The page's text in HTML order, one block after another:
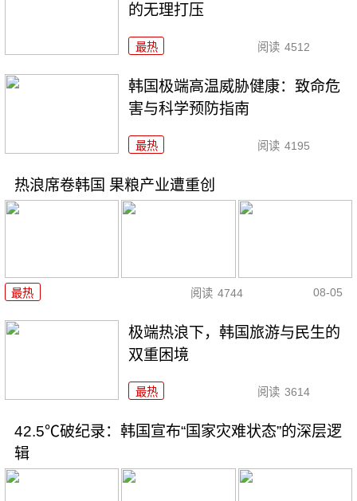
的无理打压
最热 阅读 4512
韩国极端高温威胁健康：致命危
害与科学预防指南
最热 阅读 4195
热浪席卷韩国 果粮产业遭重创
最热 阅读 4744 08-05
极端热浪下，韩国旅游与民生的
双重困境
最热 阅读 3614
42.5℃破纪录：韩国宣布“国家灾难状态”的深层逻
辑